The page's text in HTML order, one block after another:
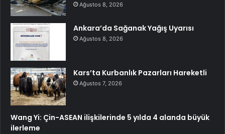
Ağustos 8, 2026
Ankara’da Sağanak Yağış Uyarısı
Ağustos 8, 2026
Kars’ta Kurbanlık Pazarları Hareketli
Ağustos 7, 2026
Wang Yi: Çin-ASEAN ilişkilerinde 5 yılda 4 alanda büyük
ilerleme